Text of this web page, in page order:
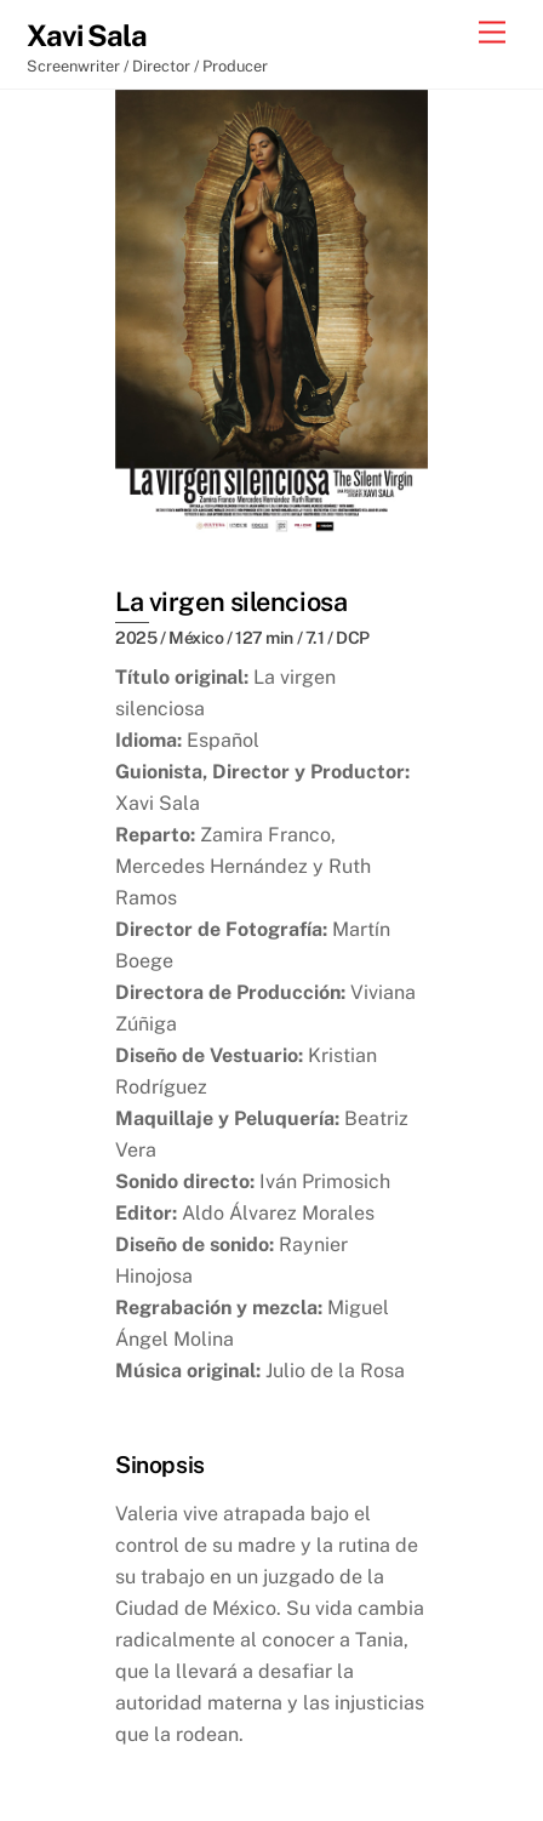
content
Xavi Sala
Screenwriter / Director / Producer
La virgen silenciosa
2025 / México / 127 min / 7.1 / DCP
Título original:La virgen
silenciosa
Idioma:Español
Guionista, Director y Productor:
Xavi Sala
Reparto:Zamira Franco,
Mercedes Hernández y Ruth
Ramos
Director de Fotografía:Martín
Boege
Directora de Producción:Viviana
Zúñiga
Diseño de Vestuario:Kristian
Rodríguez
Maquillaje y Peluquería:Beatriz
Vera
Sonido directo:Iván Primosich
Editor:Aldo Álvarez Morales
Diseño de sonido:Raynier
Hinojosa
Regrabación y mezcla:Miguel
Ángel Molina
Música original:Julio de la Rosa
Sinopsis
Valeria vive atrapada bajo el
control de su madre y la rutina de
su trabajo en un juzgado de la
Ciudad de México. Su vida cambia
radicalmente al conocer a Tania,
que la llevará a desafiar la
autoridad materna y las injusticias
que la rodean.